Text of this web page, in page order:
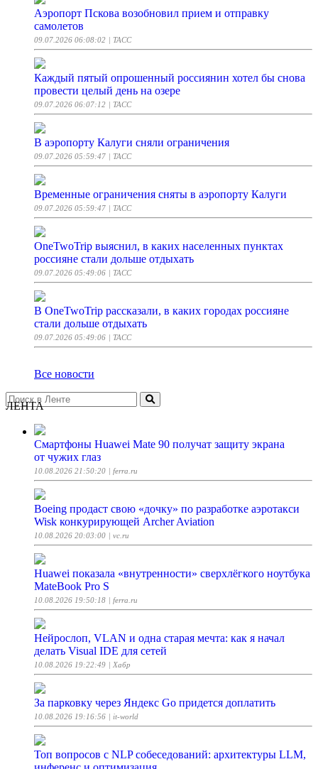
Аэропорт Пскова возобновил прием и отправку
самолетов
09.07.2026 06:08:02 | ТАСС
Каждый пятый опрошенный россиянин хотел бы снова
провести целый день на озере
09.07.2026 06:07:12 | ТАСС
В аэропорту Калуги сняли ограничения
09.07.2026 05:59:47 | ТАСС
Временные ограничения сняты в аэропорту Калуги
09.07.2026 05:59:47 | ТАСС
OneTwoTrip выяснил, в каких населенных пунктах
россияне стали дольше отдыхать
09.07.2026 05:49:06 | ТАСС
В OneTwoTrip рассказали, в каких городах россияне
стали дольше отдыхать
09.07.2026 05:49:06 | ТАСС
Все новости
ЛЕНТА
Смартфоны Huawei Mate 90 получат защиту экрана
от чужих глаз
10.08.2026 21:50:20 | ferra.ru
Boeing продаст свою «дочку» по разработке аэротакси
Wisk конкурирующей Archer Aviation
10.08.2026 20:03:00 | vc.ru
Huawei показала «внутренности» сверхлёгкого ноутбука
MateBook Pro S
10.08.2026 19:50:18 | ferra.ru
Нейрослоп, VLAN и одна старая мечта: как я начал
делать Visual IDE для сетей
10.08.2026 19:22:49 | Хабр
За парковку через Яндекс Go придется доплатить
10.08.2026 19:16:56 | it-world
Топ вопросов с NLP собеседований: архитектуры LLM,